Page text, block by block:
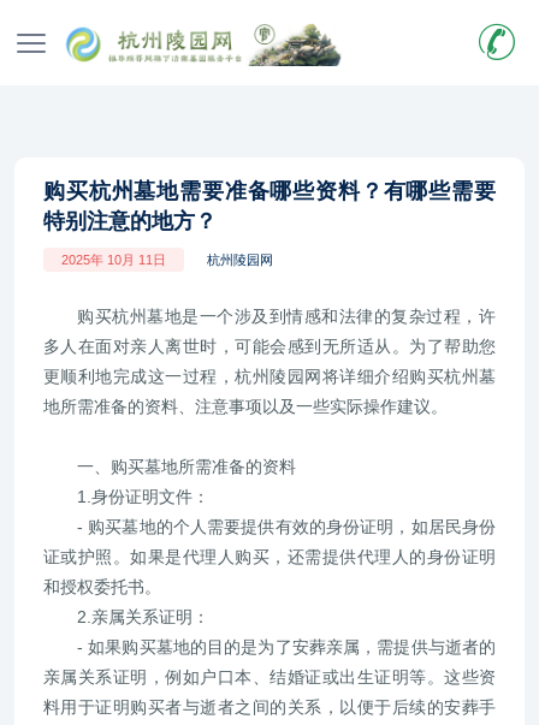
购买杭州墓地需要准备哪些资料？有哪些需要
特别注意的地方？
2025年 10月 11日 杭州陵园网
购买杭州墓地是一个涉及到情感和法律的复杂过程，许
多人在面对亲人离世时，可能会感到无所适从。为了帮助您
更顺利地完成这一过程，杭州陵园网将详细介绍购买杭州墓
地所需准备的资料、注意事项以及一些实际操作建议。
一、购买墓地所需准备的资料
1.身份证明文件：
- 购买墓地的个人需要提供有效的身份证明，如居民身份
证或护照。如果是代理人购买，还需提供代理人的身份证明
和授权委托书。
2.亲属关系证明：
- 如果购买墓地的目的是为了安葬亲属，需提供与逝者的
亲属关系证明，例如户口本、结婚证或出生证明等。这些资
料用于证明购买者与逝者之间的关系，以便于后续的安葬手